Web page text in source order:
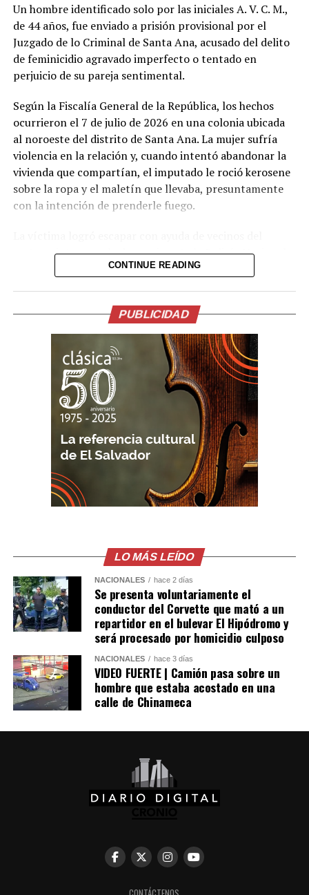
prioritaria. La madre de la víctima decidió interponer la
denuncia para frenar las amenazas que venía recibiendo.
Hasta el momento no se han revelado más detalles
sobre el contenido exacto de las amenazas ni sobre el
Comparte esto:
Facebook X
Me gusta esto:
Un hombre identificado solo por las iniciales A. V. C. M.,
de 44 años, fue enviado a prisión provisional por el
Juzgado de lo Criminal de Santa Ana, acusado del delito
de feminicidio agravado imperfecto o tentado en
perjuicio de su pareja sentimental.
Según la Fiscalía General de la República, los hechos
ocurrieron el 7 de julio de 2026 en una colonia ubicada
al noroeste del distrito de Santa Ana. La mujer sufría
violencia en la relación y, cuando intentó abandonar la
vivienda que compartían, el imputado le roció kerosene
sobre la ropa y el maletín que llevaba, presuntamente
con la intención de prenderle fuego.
sector e interpuso la denuncia ante la Policía Nacional
Civil, que capturó al hombre en flagrancia. El kerosene
comúnmente usado como combustible.
El Juzgado decretó instrucción formal con detención
provisional y otorgó un plazo de siete meses para la
etapa de investigación. Durante este período se
continuarán las diligencias correspondientes.
El caso se enmarca en las acciones judiciales contra la
violencia hacia las mujeres y el feminicidio en grado de
tentativa, delitos que las autoridades han priorizado en
los últimos años.
Comparte esto:
CONTINUE READING
PUBLICIDAD
LO MÁS LEÍDO
NACIONALES hace 2 días
Se presenta voluntariamente el
conductor del Corvette que mató a un
repartidor en el bulevar El Hipódromo y
será procesado por homicidio culposo
NACIONALES hace 3 días
VIDEO FUERTE | Camión pasa sobre un
hombre que estaba acostado en una
calle de Chinameca